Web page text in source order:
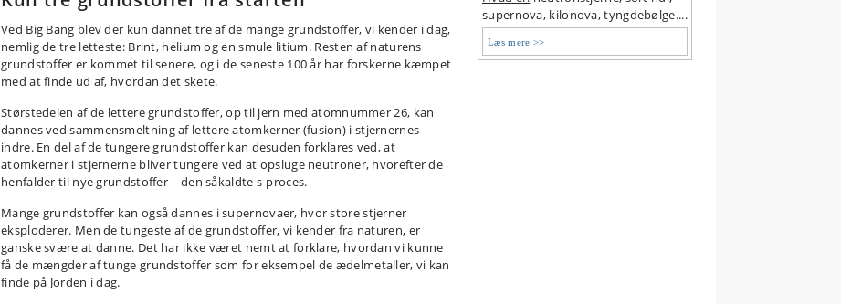
Ved Big Bang blev der kun dannet tre af de mange grundstoffer, vi kender i dag,
nemlig de tre letteste: Brint, helium og en smule litium. Resten af naturens
grundstoffer er kommet til senere, og i de seneste 100 år har forskerne kæmpet
med at finde ud af, hvordan det skete.
Størstedelen af de lettere grundstoffer, op til jern med atomnummer 26, kan
dannes ved sammensmeltning af lettere atomkerner (fusion) i stjernernes
indre. En del af de tungere grundstoffer kan desuden forklares ved, at
atomkerner i stjernerne bliver tungere ved at opsluge neutroner, hvorefter de
henfalder til nye grundstoffer – den såkaldte s-proces.
Mange grundstoffer kan også dannes i supernovaer, hvor store stjerner
eksploderer. Men de tungeste af de grundstoffer, vi kender fra naturen, er
ganske svære at danne. Det har ikke været nemt at forklare, hvordan vi kunne
få de mængder af tunge grundstoffer som for eksempel de ædelmetaller, vi kan
finde på Jorden i dag.
supernova, kilonova, tyngdebølge....
Læs mere >>